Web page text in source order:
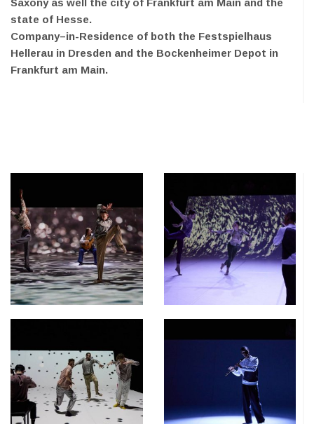
state of Hesse.
Company–in-Residence of both the Festspielhaus
Hellerau in Dresden and the Bockenheimer Depot in
Frankfurt am Main.